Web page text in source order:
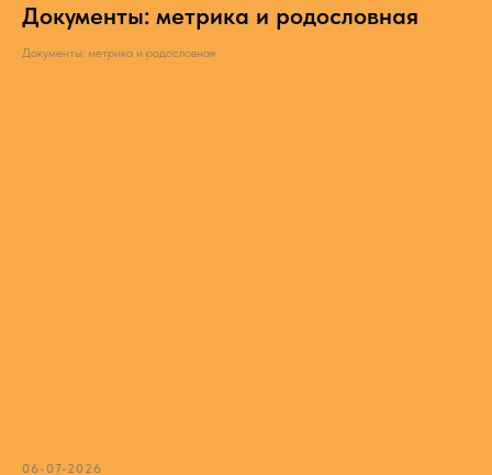
Документы: метрика и родословная
Документы: метрика и родословная
06-07-2026